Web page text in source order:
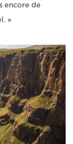
encore de
»